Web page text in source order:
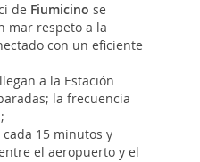
de Fiumicino se
mar respeto a la
con un eficiente
a la Estación
la frecuencia
cada 15 minutos y
el aeropuerto y el